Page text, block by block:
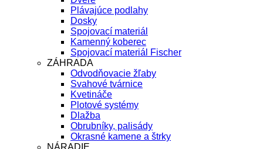
Plávajúce podlahy
Dosky
Spojovací materiál
Kamenný koberec
Spojovací materiál Fischer
ZÁHRADA
Odvodňovacie žľaby
Svahové tvárnice
Kvetináče
Plotové systémy
Dlažba
Obrubníky, palisády
Okrasné kamene a štrky
NÁRADIE